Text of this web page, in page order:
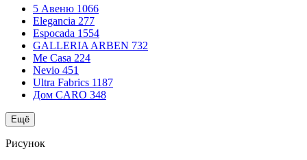
5 Авеню 1066
Elegancia 277
Espocada 1554
GALLERIA ARBEN 732
Me Casa 224
Nevio 451
Ultra Fabrics 1187
Дом CARO 348
Ещё
Рисунок